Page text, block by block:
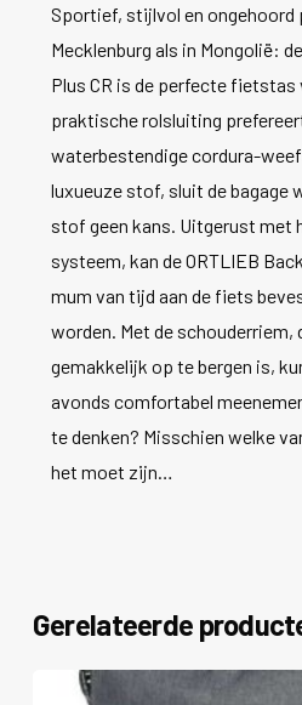
Sportief, stijlvol en ongehoord
Mecklenburg als in Mongolië:
Plus CR is de perfecte fietstas
praktische rolsluiting
waterbestendige cordura-
luxueuze stof, sluit de bagage
stof geen kans. Uitgerust met
systeem, kan de ORTLIEB
mum van tijd aan de fiets
worden. Met de schouderriem,
gemakkelijk op te bergen is,
avonds comfortabel
te denken? Misschien welke
het moet zijn…
Gerelateerde